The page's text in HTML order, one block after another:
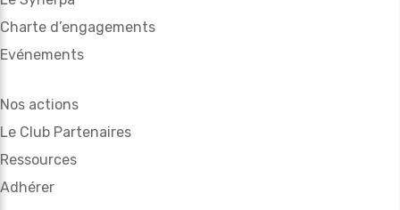
Charte d’engagements
Evénements
Nos actions
Le Club Partenaires
Ressources
Adhérer